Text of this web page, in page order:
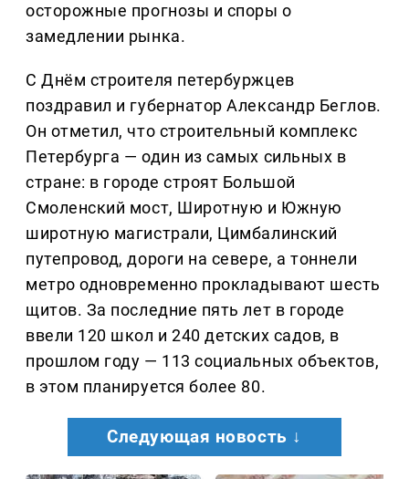
осторожные прогнозы и споры о
замедлении рынка.
С Днём строителя петербуржцев
поздравил и губернатор Александр Беглов.
Он отметил, что строительный комплекс
Петербурга — один из самых сильных в
стране: в городе строят Большой
Смоленский мост, Широтную и Южную
широтную магистрали, Цимбалинский
путепровод, дороги на севере, а тоннели
метро одновременно прокладывают шесть
щитов. За последние пять лет в городе
ввели 120 школ и 240 детских садов, в
прошлом году — 113 социальных объектов,
в этом планируется более 80.
Следующая новость ↓